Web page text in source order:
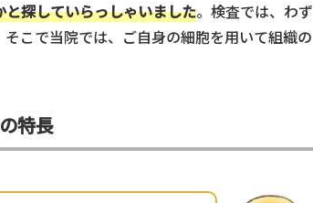
探していらっしゃいました。検査では、わず
こで当院では、ご自身の細胞を用いて組織の
特長